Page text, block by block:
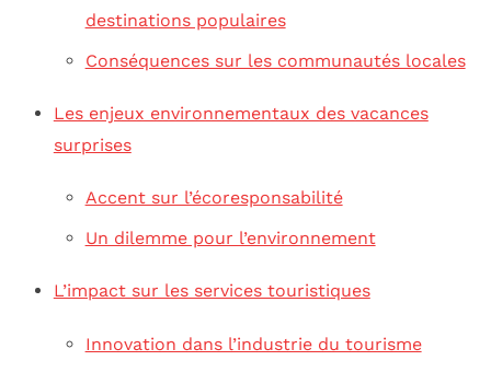
destinations populaires
Conséquences sur les communautés locales
Les enjeux environnementaux des vacances
surprises
Accent sur l’écoresponsabilité
Un dilemme pour l’environnement
L’impact sur les services touristiques
Innovation dans l’industrie du tourisme